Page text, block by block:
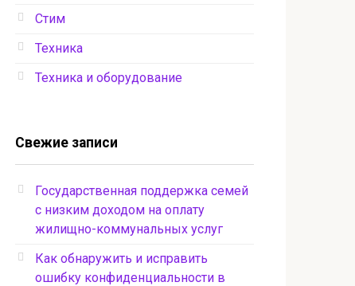
Стим
Техника
Техника и оборудование
Свежие записи
Государственная поддержка семей
с низким доходом на оплату
жилищно-коммунальных услуг
Как обнаружить и исправить
ошибку конфиденциальности в